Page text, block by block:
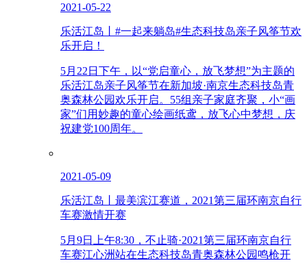
2021-05-22
乐活江岛丨#一起来躺岛#生态科技岛亲子风筝节欢
乐开启！
5月22日下午，以“党启童心，放飞梦想”为主题的
乐活江岛亲子风筝节在新加坡·南京生态科技岛青
奥森林公园欢乐开启。55组亲子家庭齐聚，小“画
家”们用妙趣的童心绘画纸鸢，放飞心中梦想，庆
祝建党100周年。
2021-05-09
乐活江岛丨最美滨江赛道，2021第三届环南京自行
车赛激情开赛
5月9日上午8:30，不止骑·2021第三届环南京自行
车赛江心洲站在生态科技岛青奥森林公园鸣枪开